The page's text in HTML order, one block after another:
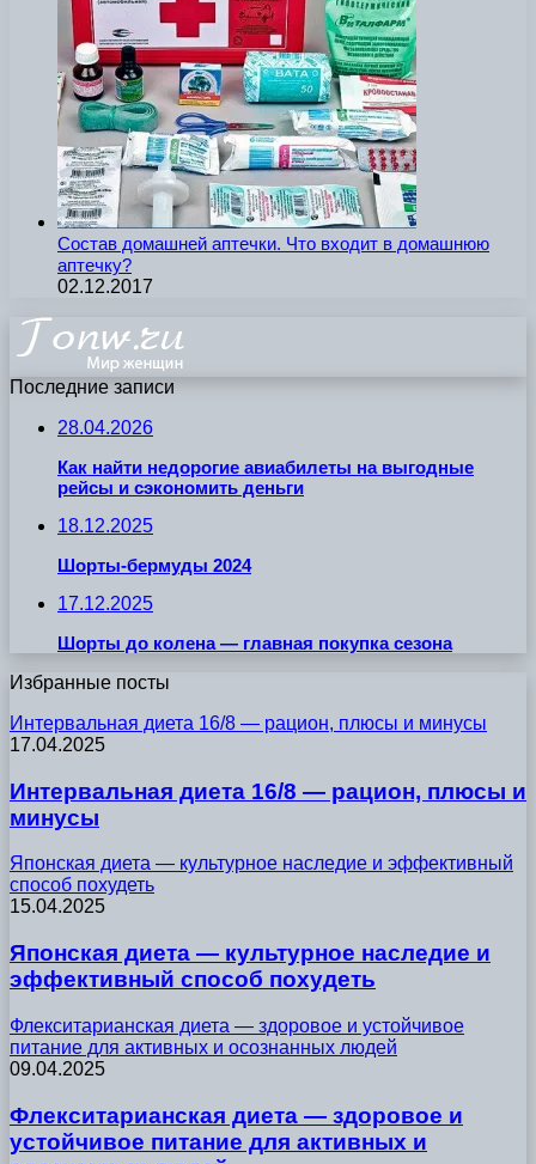
Состав домашней аптечки. Что входит в домашнюю
аптечку?
02.12.2017
Последние записи
28.04.2026
Как найти недорогие авиабилеты на выгодные
рейсы и сэкономить деньги
18.12.2025
Шорты-бермуды 2024
17.12.2025
Шорты до колена — главная покупка сезона
Избранные посты
Интервальная диета 16/8 — рацион, плюсы и минусы
17.04.2025
Интервальная диета 16/8 — рацион, плюсы и
минусы
Японская диета — культурное наследие и эффективный
способ похудеть
15.04.2025
Японская диета — культурное наследие и
эффективный способ похудеть
Флекситарианская диета — здоровое и устойчивое
питание для активных и осознанных людей
09.04.2025
Флекситарианская диета — здоровое и
устойчивое питание для активных и